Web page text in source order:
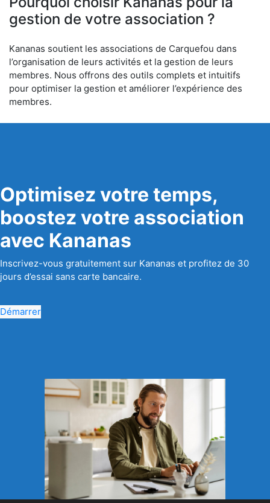
gestion de votre association ?
Kananas soutient les associations de Carquefou dans
l’organisation de leurs activités et la gestion de leurs
membres. Nous offrons des outils complets et intuitifs
pour optimiser la gestion et améliorer l’expérience des
membres.
Optimisez votre temps,
boostez votre association
avec Kananas
Inscrivez-vous gratuitement sur Kananas et profitez de 30
jours d’essai sans carte bancaire.
Démarrer